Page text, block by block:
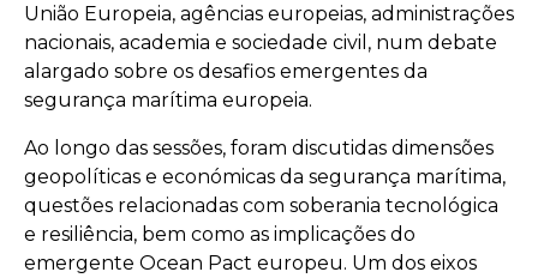
União Europeia, agências europeias, administrações
nacionais, academia e sociedade civil, num debate
alargado sobre os desafios emergentes da
segurança marítima europeia.
Ao longo das sessões, foram discutidas dimensões
geopolíticas e económicas da segurança marítima,
questões relacionadas com soberania tecnológica
e resiliência, bem como as implicações do
emergente Ocean Pact europeu. Um dos eixos